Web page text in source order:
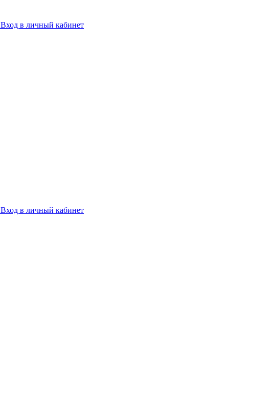
Вход в личный кабинет
Вход в личный кабинет